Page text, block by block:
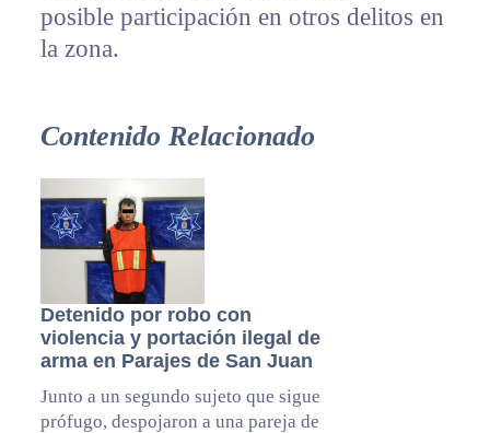
posible participación en otros delitos en
la zona.
Contenido Relacionado
Detenido por robo con
violencia y portación ilegal de
arma en Parajes de San Juan
Junto a un segundo sujeto que sigue
prófugo, despojaron a una pareja de